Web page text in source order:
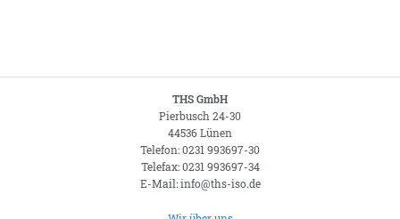
THS GmbH
Pierbusch 24-30
44536 Lünen
Telefon: 0231 993697-30
Telefax: 0231 993697-34
E-Mail: info@ths-iso.de